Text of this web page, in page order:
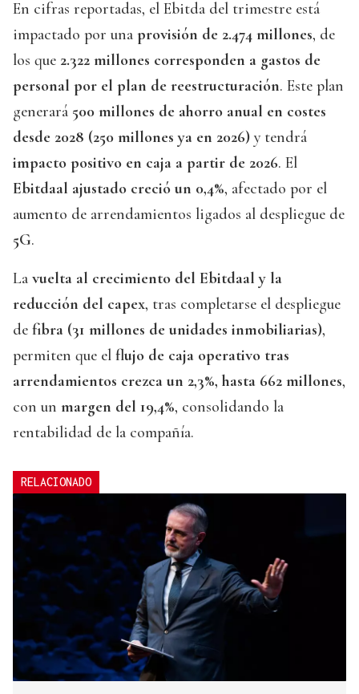
En cifras reportadas, el Ebitda del trimestre está
impactado por una provisión de 2.474 millones, de
los que 2.322 millones corresponden a gastos de
personal por el plan de reestructuración. Este plan
generará 500 millones de ahorro anual en costes
desde 2028 (250 millones ya en 2026) y tendrá
impacto positivo en caja a partir de 2026. El
Ebitdaal ajustado creció un 0,4%, afectado por el
aumento de arrendamientos ligados al despliegue de
5G.
La vuelta al crecimiento del Ebitdaal y la
reducción del capex, tras completarse el despliegue
de fibra (31 millones de unidades inmobiliarias),
permiten que el flujo de caja operativo tras
arrendamientos crezca un 2,3%, hasta 662 millones,
con un margen del 19,4%, consolidando la
rentabilidad de la compañía.
RELACIONADO